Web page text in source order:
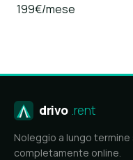
199€/mese
drivo .rent
Noleggio a lungo
completamente online.